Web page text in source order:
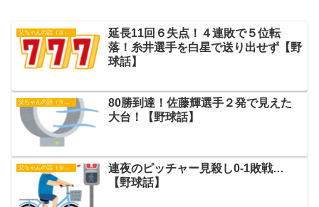
父ちゃんの話（タイガース）
延長11回６失点！４連敗で５位転
落！糸井選手を白星で送り出せず【野
球話】
父ちゃんの話（タイガース）
80勝到達！佐藤輝選手２発で見えた
大台！【野球話】
父ちゃんの話（タイガース）
連夜のピッチャー見殺し0-1敗戦…
【野球話】